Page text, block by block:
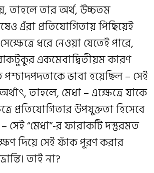
তাহলে তার অর্থ, উচ্চতম
এঁরা প্রতিযোগিতায় পিছিয়েই
ধরে নেওয়া যেতেই পারে,
একমেবাদ্বিতীয়ম কারণ
ভাবা হয়েছিল – সেই
তাহলে, মেধা – এক্ষেত্রে যাকে
প্রতিযোগিতার উপযুক্ততা হিসেবে
সেই “মেধা”-র ফারাকটি দস্তুরমত
দিয়ে সেই ফাঁক পূরণ করার
তাই না?